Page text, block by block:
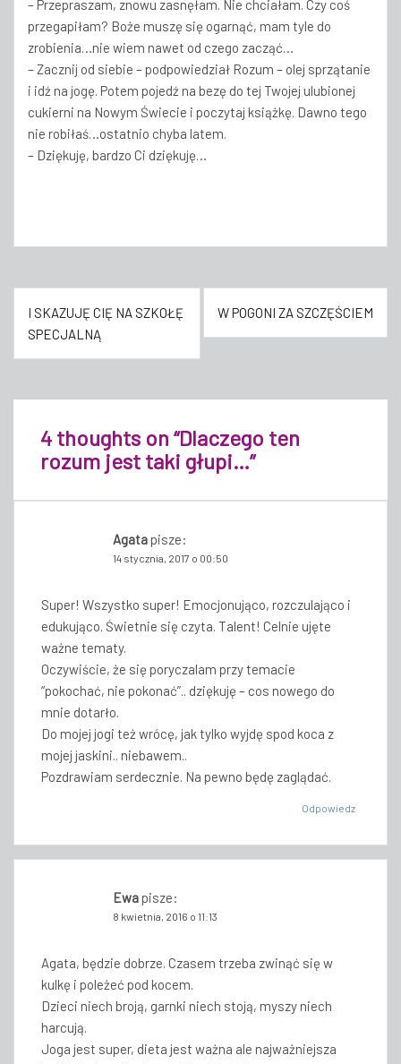
– Przepraszam, znowu zasnęłam. Nie chciałam. Czy coś
przegapiłam? Boże muszę się ogarnąć, mam tyle do
zrobienia…nie wiem nawet od czego zacząć…
– Zacznij od siebie – podpowiedział Rozum – olej sprzątanie
i idź na jogę. Potem pojedź na bezę do tej Twojej ulubionej
cukierni na Nowym Świecie i poczytaj książkę. Dawno tego
nie robiłaś…ostatnio chyba latem.
– Dziękuję, bardzo Ci dziękuję…
Nawigacja
wpisu
I SKAZUJĘ CIĘ NA SZKOŁĘ
SPECJALNĄ
W POGONI ZA SZCZĘŚCIEM
4 thoughts on “Dlaczego ten
rozum jest taki głupi…”
Agata pisze:
14 stycznia, 2017 o 00:50
Super! Wszystko super! Emocjonująco, rozczulająco i
edukująco. Świetnie się czyta. Talent! Celnie ujęte
ważne tematy.
Oczywiście, że się poryczalam przy temacie
“pokochać, nie pokonać”.. dziękuję – cos nowego do
mnie dotarło.
Do mojej jogi też wrócę, jak tylko wyjdę spod koca z
mojej jaskini.. niebawem..
Pozdrawiam serdecznie. Na pewno będę zaglądać.
Odpowiedz
Ewa pisze:
8 kwietnia, 2016 o 11:13
Agata, będzie dobrze. Czasem trzeba zwinąć się w
kulkę i poleżeć pod kocem.
Dzieci niech broją, garnki niech stoją, myszy niech
harcują.
Joga jest super, dieta jest ważna ale najważniejsza